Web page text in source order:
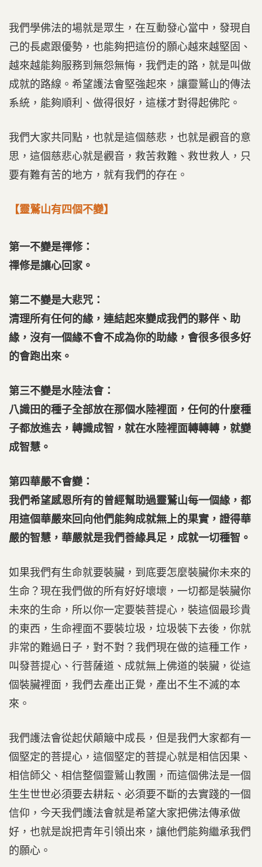
我們學佛法的場就是眾生，在互動發心當中，發現自
己的長處跟優勢，也能夠把這份的願心越來越堅固、
越來越能夠服務到無怨無悔，我們走的路，就是叫做
成就的路線。希望護法會堅強起來，讓靈鷲山的傳法
系統，能夠順利、做得很好，這樣才對得起佛陀。
我們大家共同點，也就是這個慈悲，也就是觀音的意
思，這個慈悲心就是觀音，救苦救難、救世救人，只
要有難有苦的地方，就有我們的存在。
【靈鷲山有四個不變】
第一不變是禪修：
禪修是讓心回家。
第二不變是大悲咒：
清理所有任何的緣，連結起來變成我們的夥伴、助
緣，沒有一個緣不會不成為你的助緣，會很多很多好
的會跑出來。
第三不變是水陸法會：
八識田的種子全部放在那個水陸裡面，任何的什麼種
子都放進去，轉識成智，就在水陸裡面轉轉轉，就變
成智慧。
第四華嚴不會變：
我們希望感恩所有的曾經幫助過靈鷲山每一個緣，都
用這個華嚴來回向他們能夠成就無上的果實，證得華
嚴的智慧，華嚴就是我們善緣具足，成就一切種智。
如果我們有生命就要裝臟，到底要怎麼裝臟你未來的
生命？現在我們做的所有好好壞壞，一切都是裝臟你
未來的生命，所以你一定要裝菩提心，裝這個最珍貴
的東西，生命裡面不要裝垃圾，垃圾裝下去後，你就
非常的難過日子，對不對？我們現在做的這種工作，
叫發菩提心、行菩薩道、成就無上佛道的裝臟，從這
個裝臟裡面，我們去產出正覺，產出不生不滅的本
來。
我們護法會從起伏顛簸中成長，但是我們大家都有一
個堅定的菩提心，這個堅定的菩提心就是相信因果、
相信師父、相信整個靈鷲山教團，而這個佛法是一個
生生世世必須要去耕耘、必須要不斷的去實踐的一個
信仰，今天我們護法會就是希望大家把佛法傳承做
好，也就是說把青年引領出來，讓他們能夠繼承我們
的願心。